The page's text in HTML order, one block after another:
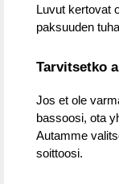
Luvut kertovat
paksuuden
Tarvitsetko
Jos et ole
bassoosi, ota
Autamme
soittoosi.